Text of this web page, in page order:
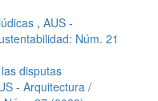
, AUS -
Núm. 21
disputas
- Arquitectura /